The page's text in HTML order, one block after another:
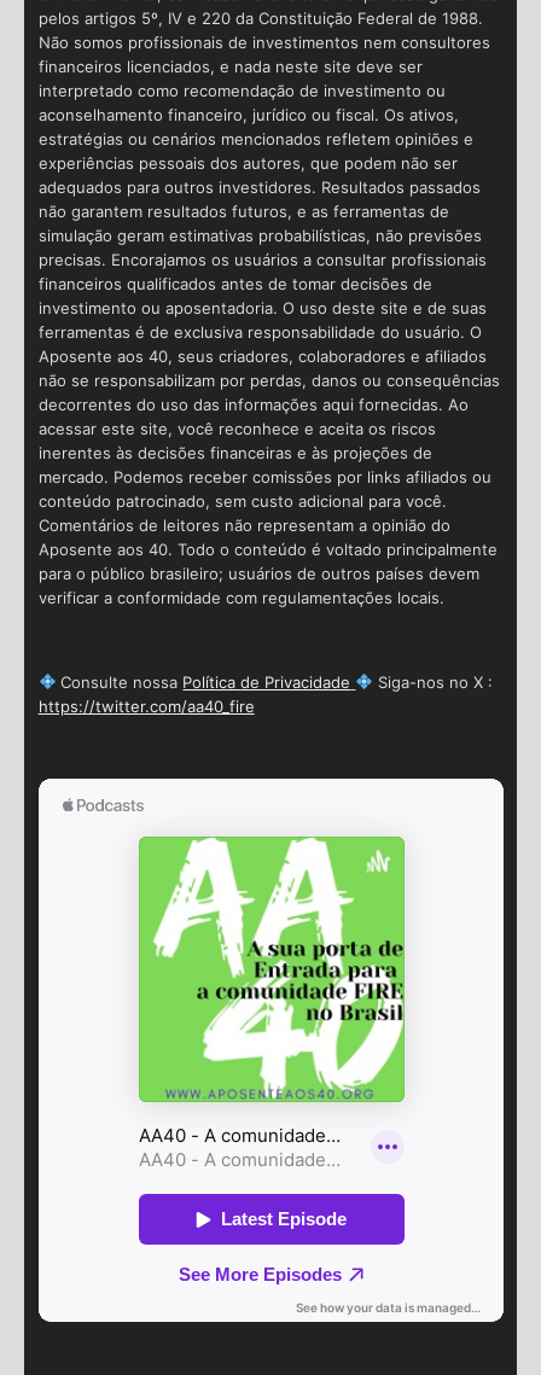
pelos artigos 5º, IV e 220 da Constituição Federal de 1988.
Não somos profissionais de investimentos nem consultores
financeiros licenciados, e nada neste site deve ser
interpretado como recomendação de investimento ou
aconselhamento financeiro, jurídico ou fiscal. Os ativos,
estratégias ou cenários mencionados refletem opiniões e
experiências pessoais dos autores, que podem não ser
adequados para outros investidores. Resultados passados
não garantem resultados futuros, e as ferramentas de
simulação geram estimativas probabilísticas, não previsões
precisas. Encorajamos os usuários a consultar profissionais
financeiros qualificados antes de tomar decisões de
investimento ou aposentadoria. O uso deste site e de suas
ferramentas é de exclusiva responsabilidade do usuário. O
Aposente aos 40, seus criadores, colaboradores e afiliados
não se responsabilizam por perdas, danos ou consequências
decorrentes do uso das informações aqui fornecidas. Ao
acessar este site, você reconhece e aceita os riscos
inerentes às decisões financeiras e às projeções de
mercado. Podemos receber comissões por links afiliados ou
conteúdo patrocinado, sem custo adicional para você.
Comentários de leitores não representam a opinião do
Aposente aos 40. Todo o conteúdo é voltado principalmente
para o público brasileiro; usuários de outros países devem
verificar a conformidade com regulamentações locais.
Consulte nossa Política de Privacidade
Siga-nos no X :
https://twitter.com/aa40_fire